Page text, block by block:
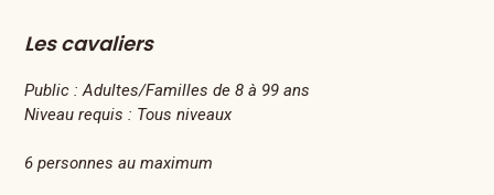
Les cavaliers
Public : Adultes/Familles de 8 à 99 ans
Niveau requis : Tous niveaux
6 personnes au maximum